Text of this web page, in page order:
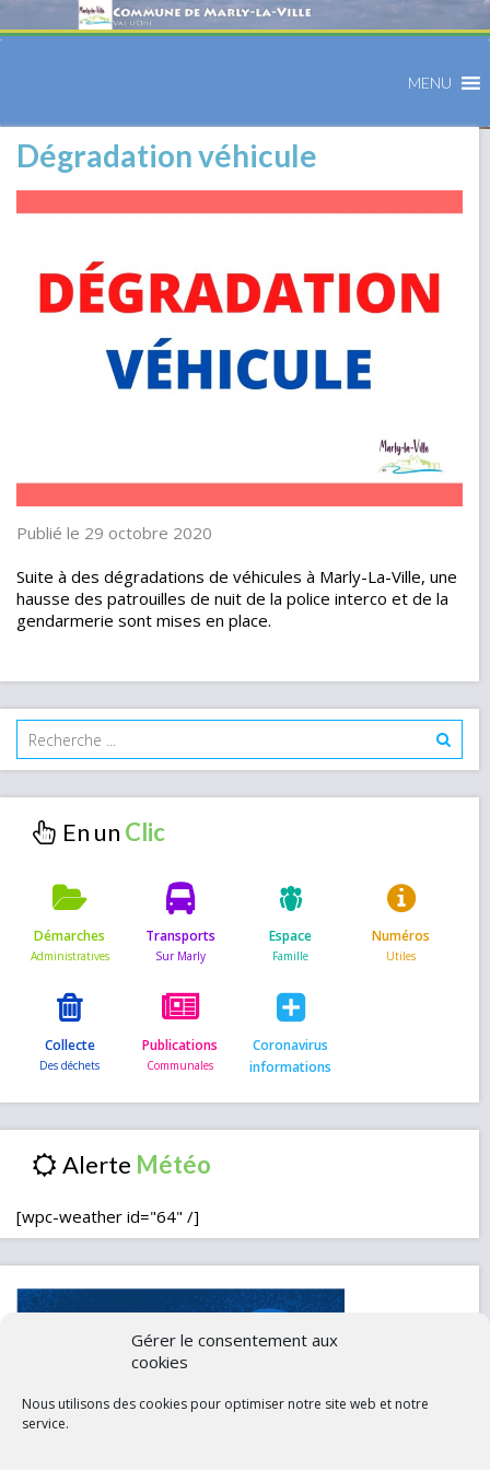
Gérer le consentement aux
cookies
Nous utilisons des cookies pour optimiser notre site web et notre
service.
MENU
Dégradation véhicule
Publié le 29 octobre 2020
Suite à des dégradations de véhicules à Marly-La-Ville, une
hausse des patrouilles de nuit de la police interco et de la
gendarmerie sont mises en place.
En un
Démarches Transports Espace Numéros
Collecte Publications
Coronavirus
informations
Alerte
[wpc-weather id="64" /]